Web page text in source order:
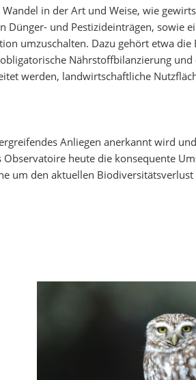
in der Art und Weise, wie
und Pestizideinträgen, sowie
umzuschalten. Dazu gehört etwa die
Nährstoffbilanzierung
werden, landwirtschaftliche
Anliegen anerkannt wird
heute die konsequente
um den aktuellen